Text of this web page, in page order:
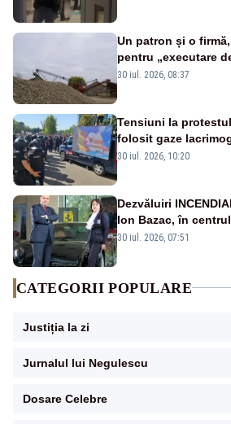
Un patron și o
pentru „executare de activităţi miniere
fără permis sau
30 iul. 2026, 08:37
Tensiuni la
folosit gaze
Poporului face apel
30 iul. 2026, 10:20
Dezvăluiri
Ion Bazac, în
publice
30 iul. 2026, 07:51
CATEGORII POPULARE
Justiția la zi
Jurnalul lui Negulescu
Dosare Celebre